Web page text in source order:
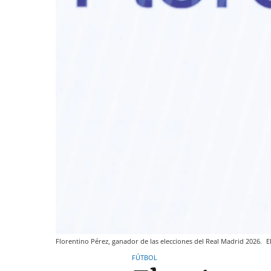
Florentino Pérez, ganador de las elecciones del Real Madrid 2026.
FÚTBOL